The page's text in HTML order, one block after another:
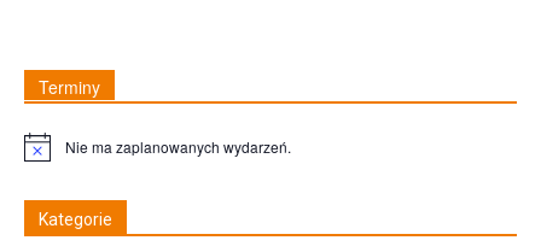
Terminy
UwagaNie ma zaplanowanych wydarzeń.
Kategorie